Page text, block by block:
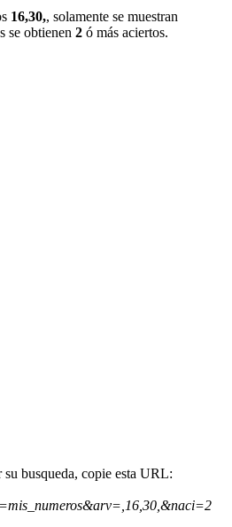
16,30,, solamente se muestran
se obtienen 2 ó más aciertos.
busqueda, copie esta URL: